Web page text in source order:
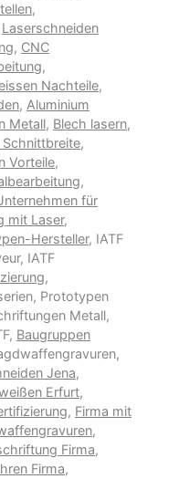
,
Laserschneiden
, CNC
,
Nachteile,
, Aluminium
Metall, Blech lasern,
,
Vorteile,
,
für
mit Laser,
Hersteller, IATF
IATF
,
Prototypen
Metall,
Baugruppen
Jena,
Erfurt,
, Firma mit
,
Firma,
Firma,